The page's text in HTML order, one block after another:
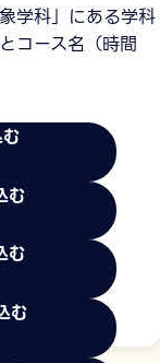
学科」にある学科
コース名（時間
む
む
む